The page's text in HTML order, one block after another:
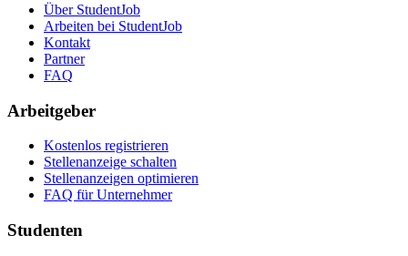
Über StudentJob
Arbeiten bei StudentJob
Kontakt
Partner
FAQ
Arbeitgeber
Kostenlos registrieren
Stellenanzeige schalten
Stellenanzeigen optimieren
FAQ für Unternehmer
Studenten